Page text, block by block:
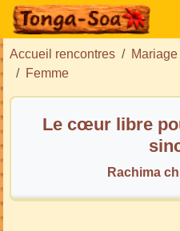
Accueil rencontres Mariage
Femme
Le cœur libre
Rachima